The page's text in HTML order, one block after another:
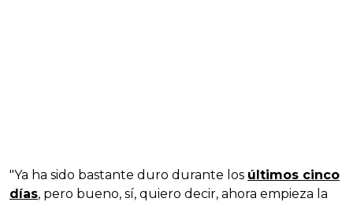
"Ya ha sido bastante duro durante los últimos cinco
días, pero bueno, sí, quiero decir, ahora empieza la